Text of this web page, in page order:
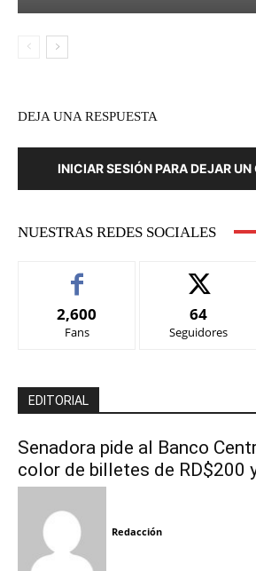
DEJA UNA RESPUESTA
INICIAR SESIÓN PARA DEJAR
NUESTRAS REDES SOCIALES
2,600
Fans
64
Seguidores
EDITORIAL
Senadora pide al Banco
color de billetes de RD$200
Redacción